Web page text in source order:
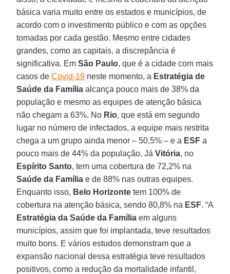
básica varia muito entre os estados e municípios, de
acordo com o investimento público e com as opções
tomadas por cada gestão. Mesmo entre cidades
grandes, como as capitais, a discrepância é
significativa. EmSão Paulo, que é a cidade com mais
casos deCovid-19 neste momento, a Estratégia de
Saúde da Família alcança pouco mais de 38% da
população e mesmo as equipes de atenção básica
não chegam a 63%. No Rio, que está em segundo
lugar no número de infectados, a equipe mais restrita
chega a um grupo ainda menor – 50,5% – e a ESF a
pouco mais de 44% da população. JáVitória, no
Espírito Santo, tem uma cobertura de 72,2% na
Saúde da Família e de 88% nas outras equipes.
Enquanto isso, Belo Horizonte tem 100% de
cobertura na atenção básica, sendo 80,8% na ESF. “A
Estratégia da Saúde da Família em alguns
municípios, assim que foi implantada, teve resultados
muito bons. E vários estudos demonstram que a
expansão nacional dessa estratégia teve resultados
positivos, como a redução da mortalidade infantil,